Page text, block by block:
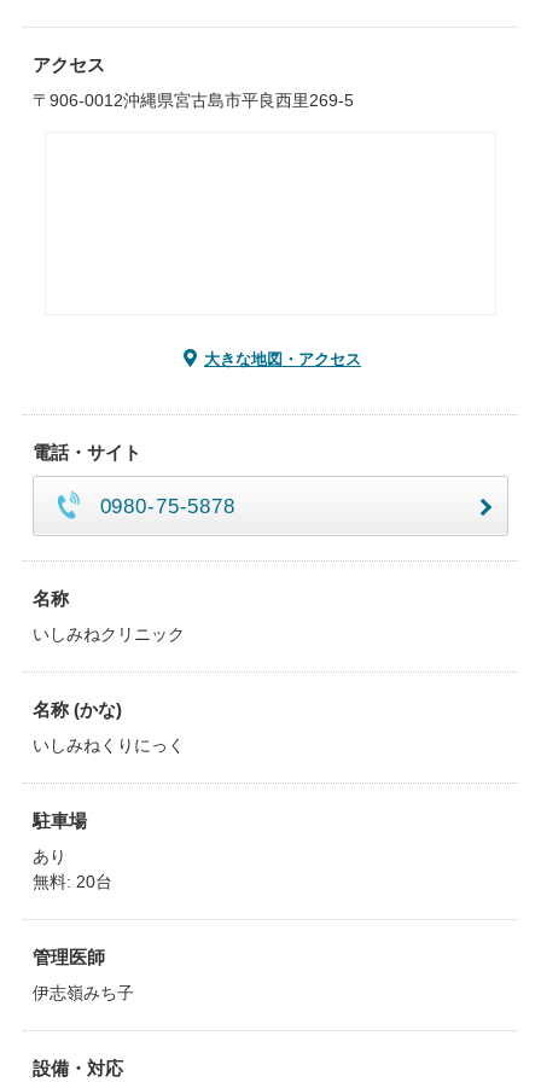
アクセス
〒906-0012沖縄県宮古島市平良西里269-5
大きな地図・アクセス
電話・サイト
0980-75-5878
名称
いしみねクリニック
名称 (かな)
いしみねくりにっく
駐車場
あり
無料: 20台
管理医師
伊志嶺みち子
設備・対応